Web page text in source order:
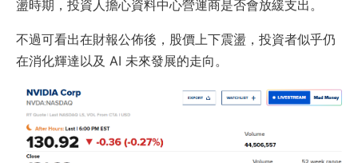
盪時期，投資人擔心資料中心營運商是否會放緩支出。
不過可看出在財報公佈後，股價上下震盪，投資者似乎仍
在消化輝達以及 AI 未來發展的走向。